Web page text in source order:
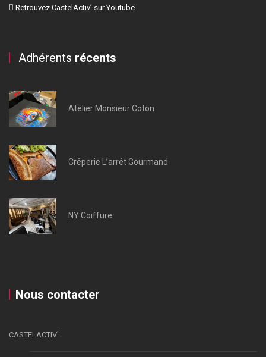
Retrouvez CastelActiv’ sur Youtube
Adhérents récents
Atelier Monsieur Coton
Crêperie L’arrêt Gourmand
NY Coiffure
Nous contacter
CASTELACTIV'